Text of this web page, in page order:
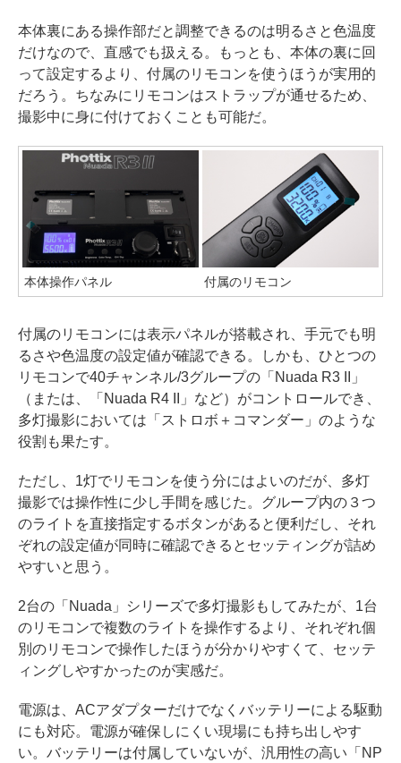
本体裏にある操作部だと調整できるのは明るさと色温度
だけなので、直感でも扱える。もっとも、本体の裏に回
って設定するより、付属のリモコンを使うほうが実用的
だろう。ちなみにリモコンはストラップが通せるため、
撮影中に身に付けておくことも可能だ。
本体操作パネル 付属のリモコン
付属のリモコンには表示パネルが搭載され、手元でも明
るさや色温度の設定値が確認できる。しかも、ひとつの
リモコンで40チャンネル/3グループの「Nuada R3 II」
（または、「Nuada R4 II」など）がコントロールでき、
多灯撮影においては「ストロボ＋コマンダー」のような
役割も果たす。
ただし、1灯でリモコンを使う分にはよいのだが、多灯
撮影では操作性に少し手間を感じた。グループ内の３つ
のライトを直接指定するボタンがあると便利だし、それ
ぞれの設定値が同時に確認できるとセッティングが詰め
やすいと思う。
2台の「Nuada」シリーズで多灯撮影もしてみたが、1台
のリモコンで複数のライトを操作するより、それぞれ個
別のリモコンで操作したほうが分かりやすくて、セッテ
ィングしやすかったのが実感だ。
電源は、ACアダプターだけでなくバッテリーによる駆動
にも対応。電源が確保しにくい現場にも持ち出しやす
い。バッテリーは付属していないが、汎用性の高い「NP